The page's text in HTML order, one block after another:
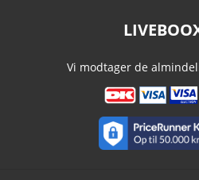
Vi modtager de